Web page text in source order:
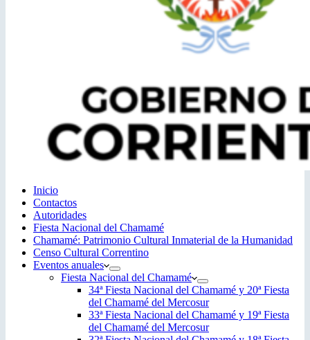
Inicio
Contactos
Autoridades
Fiesta Nacional del Chamamé
Chamamé: Patrimonio Cultural Inmaterial de la Humanidad
Censo Cultural Correntino
Eventos anuales
Fiesta Nacional del Chamamé
34ª Fiesta Nacional del Chamamé y 20ª Fiesta
del Chamamé del Mercosur
33ª Fiesta Nacional del Chamamé y 19ª Fiesta
del Chamamé del Mercosur